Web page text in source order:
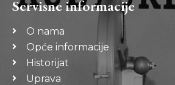
Servisne informacije
O nama
Opće informacije
Historijat
Uprava